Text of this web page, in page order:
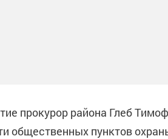
прокурор района Глеб
общественных пунктов